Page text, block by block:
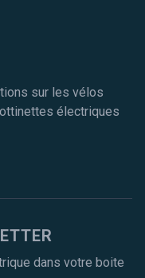
sur les vélos
électriques
dans votre boite